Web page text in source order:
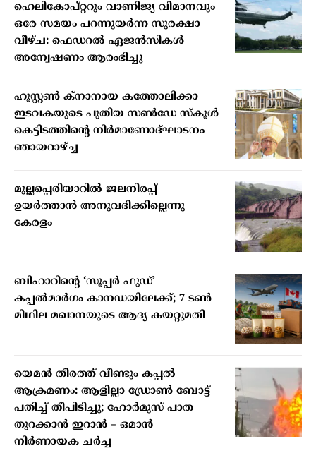
ഹെലികോപ്റ്ററും വാണിജ്യ വിമാനവും
ഒരേ സമയം പറന്നുയര്‍ന്ന സുരക്ഷാ
വീഴ്ച: ഫെഡറല്‍ ഏജന്‍സികള്‍
അന്വേഷണം ആരംഭിച്ചു
ഹൂസ്റ്റണ്‍ ക്നാനായ കത്തോലിക്കാ
ഇടവകയുടെ പുതിയ സണ്‍ഡേ സ്‌കൂള്‍
കെട്ടിടത്തിന്റെ നിര്‍മാണോദ്ഘാടനം
ഞായറാഴ്ച്ച
മുല്ലപ്പെരിയാറില്‍ ജലനിരപ്പ്
ഉയര്‍ത്താന്‍ അനുവദിക്കില്ലെന്നു
കേരളം
ബിഹാറിന്റെ ‘സൂപ്പർ ഫുഡ്’
കപ്പൽമാർഗം കാനഡയിലേക്ക്; 7 ടൺ
മിഥില മഖാനയുടെ ആദ്യ കയറ്റുമതി
യെമൻ തീരത്ത് വീണ്ടും കപ്പൽ
ആക്രമണം: ആളില്ലാ ഡ്രോൺ ബോട്ട്
പതിച്ച് തീപിടിച്ചു; ഹോർമുസ് പാത
തുറക്കാൻ ഇറാൻ – ഒമാൻ
നിർണായക ചർച്ച